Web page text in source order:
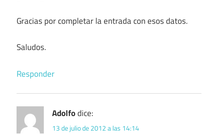
Gracias por completar la entrada con esos datos.
Saludos.
Responder
Adolfodice:
13 de julio de 2012 a las 14:14